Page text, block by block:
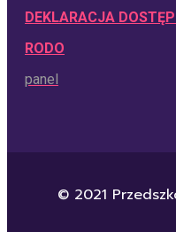
DEKLARACJA
RODO
panel
© 2021